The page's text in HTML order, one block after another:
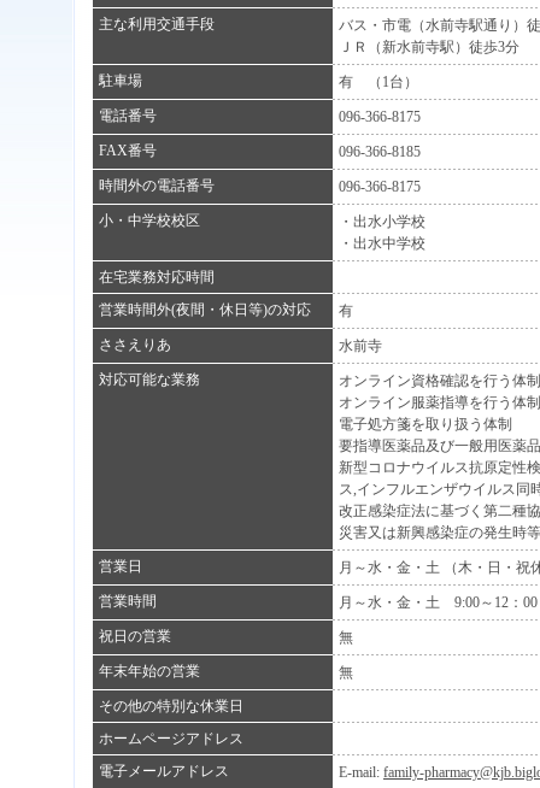
主な利用交通手段
バス・市電（水前寺駅通り）
ＪＲ（新水前寺駅）徒歩3分
駐車場
有 （1台）
電話番号
096-366-8175
FAX番号
096-366-8185
時間外の電話番号
096-366-8175
小・中学校校区
・出水小学校
・出水中学校
在宅業務対応時間
営業時間外(夜間・休日等)の対応
有
ささえりあ
水前寺
対応可能な業務
オンライン資格確認を行う体制
オンライン服薬指導を行う体制
電子処方箋を取り扱う体制
要指導医薬品及び一般用医薬
新型コロナウイルス抗原定性
ス,インフルエンザウイルス同
改正感染症法に基づく第二種
災害又は新興感染症の発生時
営業日
月～水・金・土 （木・日・祝
営業時間
月～水・金・土 9:00～12：
祝日の営業
無
年末年始の営業
無
その他の特別な休業日
ホームページアドレス
電子メールアドレス
E-mail: family-